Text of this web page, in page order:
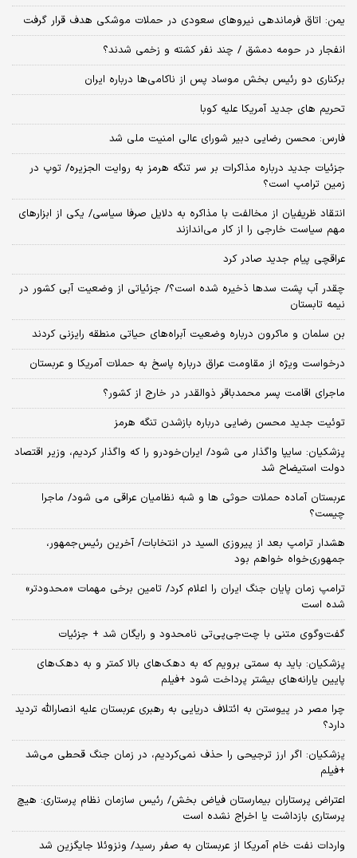
یمن: اتاق فرماندهی نیروهای سعودی در حملات موشکی هدف قرار گرفت
انفجار در حومه دمشق / چند نفر کشته و زخمی شدند؟
برکناری دو رئیس بخش موساد پس از ناکامی‌ها درباره ایران
تحریم های جدید آمریکا علیه کوبا
فارس: محسن رضایی دبیر شورای عالی امنیت ملی شد
جزئیات جدید درباره مذاکرات بر سر تنگه هرمز به روایت الجزیره/ توپ در
زمین ترامپ است؟
انتقاد ظریفیان از مخالفت با مذاکره به دلایل صرفا سیاسی/ یکی از ابزارهای
مهم سیاست خارجی را از کار می‌اندازند
عراقچی پیام جدید صادر کرد
چقدر آب پشت سدها ذخیره شده است؟/ جزئیاتی از وضعیت آبی کشور در
نیمه تابستان
بن سلمان و ماکرون درباره وضعیت آبراه‌های حیاتی منطقه رایزنی کردند
درخواست ویژه از مقاومت عراق درباره پاسخ به حملات آمریکا و عربستان
ماجرای اقامت پسر محمدباقر ذوالقدر در خارج از کشور؟
توئیت جدید محسن رضایی درباره بازشدن تنگه هرمز
پزشکیان: سایپا واگذار می شود/ ایران‌خودرو را که واگذار کردیم، وزیر اقتصاد
دولت استیضاح شد
عربستان آماده حملات حوثی ها و شبه نظامیان عراقی می شود/ ماجرا
چیست؟
هشدار ترامپ بعد از پیروزی السید در انتخابات/ آخرین رئیس‌جمهور،
جمهوری‌خواه خواهم بود
ترامپ زمان پایان جنگ ایران را اعلام کرد/ تامین برخی مهمات «محدودتر»
شده است
گفت‌وگوی متنی با چت‌جی‌پی‌تی نامحدود و رایگان شد + جزئیات
پزشکیان: باید به سمتی برویم که به دهک‌های بالا کمتر و به دهک‌های
پایین یارانه‌های بیشتر پرداخت شود +فیلم
چرا مصر در پیوستن به ائتلاف دریایی به رهبری عربستان علیه انصارالله تردید
دارد؟
پزشکیان: اگر ارز ترجیحی را حذف نمی‌کردیم، در زمان جنگ قحطی می‌شد
+فیلم
اعتراض پرستاران بیمارستان فیاض بخش/ رئیس سازمان نظام پرستاری: هیچ
پرستاری بازداشت یا اخراج نشده است
واردات نفت خام آمریکا از عربستان به صفر رسید/ ونزوئلا جایگزین شد